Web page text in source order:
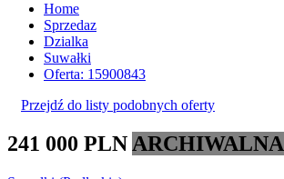
Home
Sprzedaz
Dzialka
Suwałki
Oferta: 15900843
Przejdź do listy podobnych oferty
241 000 PLN ARCHIWALNA